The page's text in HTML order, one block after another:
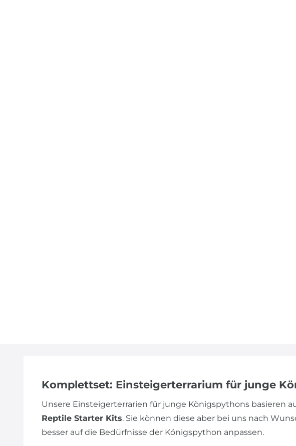
Komplettset: Einsteigerterrarium für junge
Unsere Einsteigerterrarien für junge Königspythons basieren
Reptile Starter Kits. Sie können diese aber bei uns nach
besser auf die Bedürfnisse der Königspython anpassen.